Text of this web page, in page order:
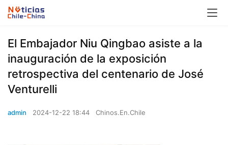
El Embajador Niu Qingbao asiste a la
inauguración de la exposición
retrospectiva del centenario de José
Venturelli
admin 2024-12-22 18:44 Chinos.En.Chile